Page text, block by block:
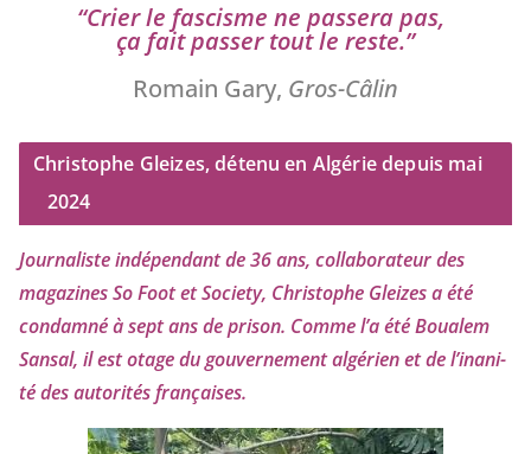
“Crier le fas­cisme ne pas­se­ra pas,
ça fait pas­ser tout le reste.”
Romain Gary, Gros-Câlin
Christophe Gleizes, détenu en Algérie depuis mai
2024
Journaliste indé­pen­dant de36ans, col­la­bo­ra­teur des
maga­zines So Foot et Society, Christophe Gleizesa été
condam­né à sept ans de pri­son. Comme l’a été Boualem
Sansal, il est otage du gou­ver­ne­ment algé­rien et de l’i­na­ni­
té des auto­ri­tés françaises.